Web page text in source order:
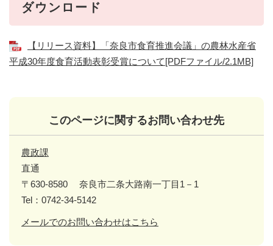
ダウンロード
【リリース資料】「奈良市食育推進会議」の農林水産省
平成30年度食育活動表彰受賞について[PDFファイル/2.1MB]
このページに関するお問い合わせ先
農政課
直通
〒630-8580
奈良市二条大路南一丁目1－1
Tel：0742-34-5142
メールでのお問い合わせはこちら